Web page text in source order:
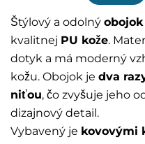
Štýlový a odolný
kvalitnej PU kože.
dotyk a má moderný
kožu. Obojok je dva
niťou, čo zvyšuje jeho
dizajnový detail.
Vybavený je kovovými